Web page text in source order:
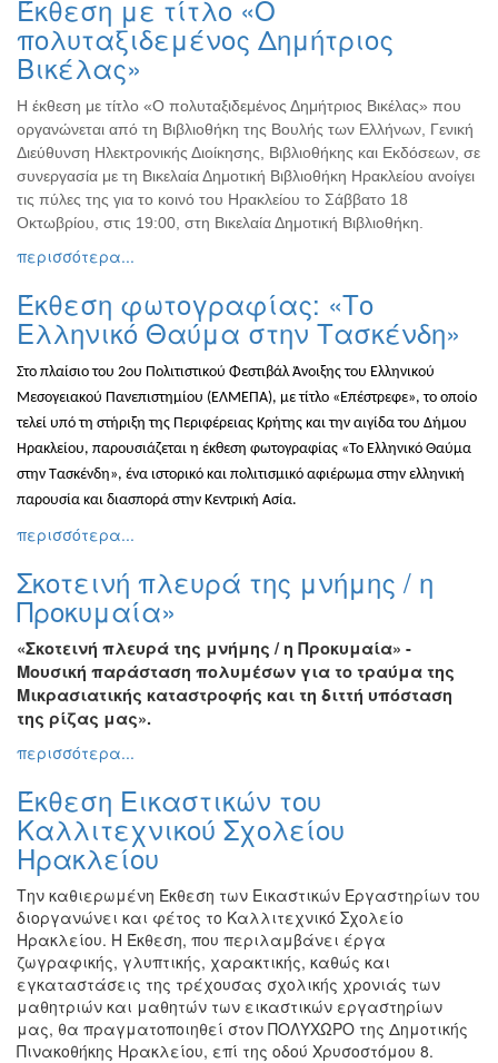
Βιβλίο
Ζωγραφική
Φωτογραφία
Τραγούδι
Μουσική
Κινηματογράφος
Χορός
Ειδών
Συνέδρια
Ημερίδες
Σεμινάρια-
Διαλέξεις-
Ομιλίες
Εκθέσεις
Εκδηλώσεις
για
Παιδιά
Άλλες
Εκδηλώσεις
ΤΟΠΟΣ
ΜΑΣ
ΔΗΜΟΣ
ΠΟΛΙΤΙΣΜΟΣ
ΑΝΘΕΚΤΙΚΗ
ΠΟΛΗ
Έκθεση με τίτλο «Ο
πολυταξιδεμένος Δημήτριος
Βικέλας»
Η έκθεση με τίτλο «Ο πολυταξιδεμένος Δημήτριος Βικέλας» που
οργανώνεται από τη Βιβλιοθήκη της Βουλής των Ελλήνων, Γενική
Διεύθυνση Ηλεκτρονικής Διοίκησης, Βιβλιοθήκης και Εκδόσεων, σε
συνεργασία με τη Βικελαία Δημοτική Βιβλιοθήκη Ηρακλείου ανοίγει
τις πύλες της για το κοινό του Ηρακλείου το Σάββατο 18
Οκτωβρίου, στις 19:00, στη Βικελαία Δημοτική Βιβλιοθήκη.
περισσότερα...
Έκθεση φωτογραφίας: «Το
Ελληνικό Θαύμα στην Τασκένδη»
Στο πλαίσιο του 2ου Πολιτιστικού Φεστιβάλ Άνοιξης του Ελληνικού
Μεσογειακού Πανεπιστημίου (ΕΛΜΕΠΑ), με τίτλο «Επέστρεφε», το οποίο
τελεί υπό τη στήριξη της Περιφέρειας Κρήτης και την αιγίδα του Δήμου
Ηρακλείου, παρουσιάζεται η έκθεση φωτογραφίας «Το Ελληνικό Θαύμα
στην Τασκένδη», ένα ιστορικό και πολιτισμικό αφιέρωμα στην ελληνική
παρουσία και διασπορά στην Κεντρική Ασία.
περισσότερα...
Σκοτεινή πλευρά της μνήμης / η
Προκυμαία»
«Σκοτεινή πλευρά της μνήμης / η Προκυμαία» -
Μουσική παράσταση πολυμέσων για το τραύμα της
Μικρασιατικής καταστροφής και τη διττή υπόσταση
της ρίζας μας».
περισσότερα...
Έκθεση Εικαστικών του
Καλλιτεχνικού Σχολείου
Ηρακλείου
Την καθιερωμένη Έκθεση των Εικαστικών Εργαστηρίων του
διοργανώνει και φέτος το Καλλιτεχνικό Σχολείο
Ηρακλείου. Η Έκθεση, που περιλαμβάνει έργα
ζωγραφικής, γλυπτικής, χαρακτικής, καθώς και
εγκαταστάσεις της τρέχουσας σχολικής χρονιάς των
μαθητριών και μαθητών των εικαστικών εργαστηρίων
μας, θα πραγματοποιηθεί στον ΠΟΛΥΧΩΡΟ της Δημοτικής
Πινακοθήκης Ηρακλείου, επί της οδού Χρυσοστόμου 8.